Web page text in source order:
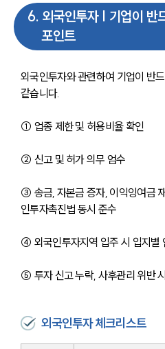
6. 외국인투자 | 기업이 반
포인트
외국인투자와 관련하여 기업이 반
같습니다.
① 업종 제한 및 허용비율 확인
② 신고 및 허가 의무 엄수
③ 송금, 자본금 증자, 이익잉여금
인투자촉진법 동시 준수
④ 외국인투자지역 입주 시 입지별
⑤ 투자 신고 누락, 사후관리 위반
외국인투자 체크리스트